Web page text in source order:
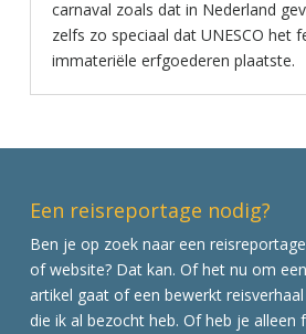
carnaval zoals dat in Nederland
zelfs zo speciaal dat UNESCO het
immateriële erfgoederen plaatste.
Een reisreportage nodig?
Ben je op zoek naar een
of website? Dat kan. Of het nu om
artikel gaat of een bewerkt
die ik al bezocht heb. Of heb je alleen